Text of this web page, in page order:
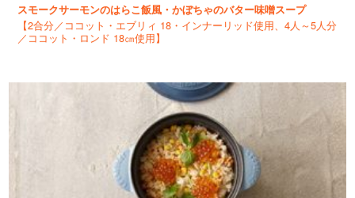
スモークサーモンのはらこ飯風・かぼちゃのバター味噌スープ
【2合分／ココット・エブリィ 18・インナーリッド使用、4人～5人分
／ココット・ロンド 18㎝使用】